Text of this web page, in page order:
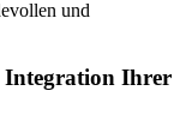
und
Integration Ihrer